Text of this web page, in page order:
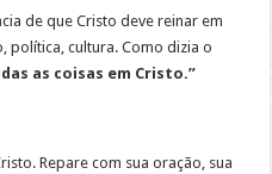
de que Cristo deve reinar em
política, cultura. Como dizia o
as coisas em Cristo.”
Repare com sua oração, sua